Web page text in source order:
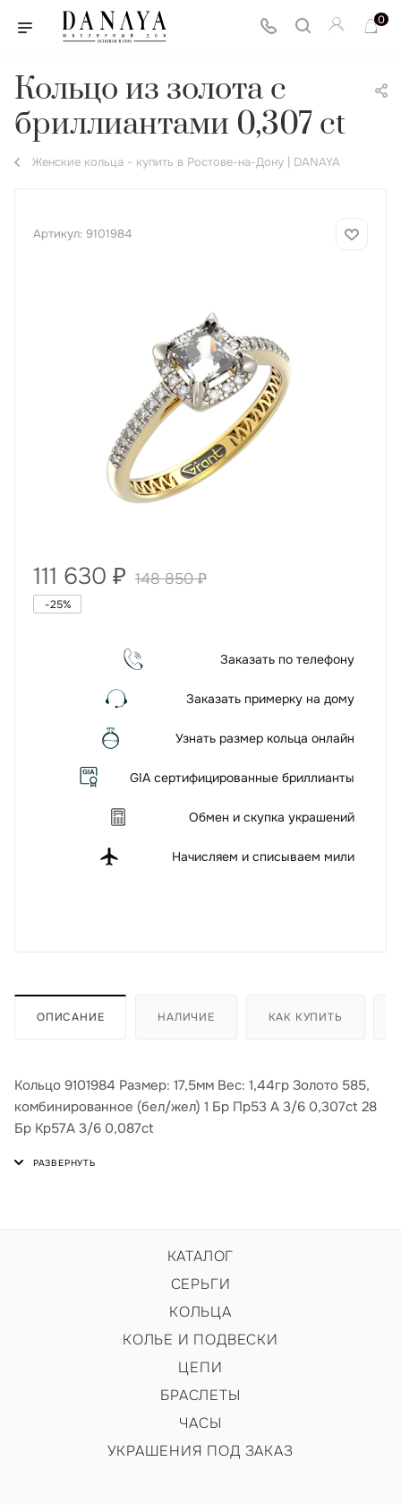
0
Кольцо из золота с
бриллиантами 0,307 ct
Женские кольца - купить в Ростове-на-Дону | DANAYA
Артикул: 9101984
111 630 ₽ 148 850₽
-25%
Заказать по телефону
Заказать примерку на дому
Узнать размер кольца онлайн
GIA сертифицированные бриллианты
Обмен и скупка украшений
Начисляем и списываем мили
ОПИСАНИЕ НАЛИЧИЕ КАК КУПИТЬ
Кольцо 9101984 Размер: 17,5мм Вес: 1,44гр Золото 585,
комбинированное (бел/жел) 1 Бр Пр53 А 3/6 0,307ct 28
Бр Кр57А 3/6 0,087ct
КАТАЛОГ
СЕРЬГИ
КОЛЬЦА
КОЛЬЕ И ПОДВЕСКИ
ЦЕПИ
БРАСЛЕТЫ
ЧАСЫ
УКРАШЕНИЯ ПОД ЗАКАЗ